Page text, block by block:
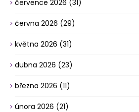
července 2026 (31)
června 2026 (29)
května 2026 (31)
dubna 2026 (23)
března 2026 (11)
února 2026 (21)